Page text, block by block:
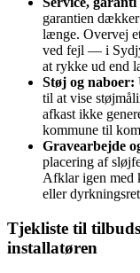
garantien
længe. Overvej
ved fejl — i
at rykke ud end
Støj og naboer:
til at vise
afkast ikke
kommune til
Gravearbejde
placering af
Afklar igen med
eller
Tjekliste til
installatøren